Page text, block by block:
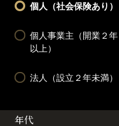
個人（社会保険あり）
個人事業主（開業２年
以上）
法人（設立２年未満）
年代